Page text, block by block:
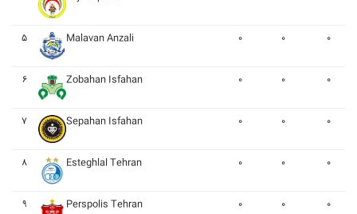
۵ Malavan Anzali ۰ ۰ ۰
۶ Zobahan Isfahan ۰ ۰ ۰
۷ Sepahan Isfahan ۰ ۰ ۰
۸ Esteghlal Tehran ۰ ۰ ۰
۹ Perspolis Tehran ۰ ۰ ۰